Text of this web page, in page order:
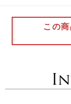
この